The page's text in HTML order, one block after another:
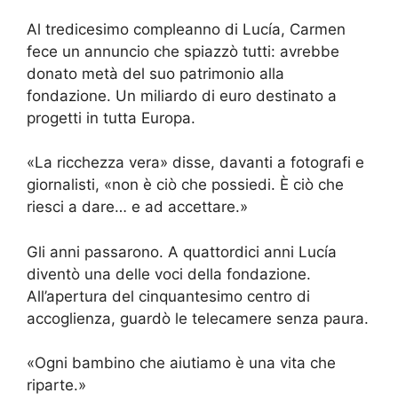
Al tredicesimo compleanno di Lucía, Carmen
fece un annuncio che spiazzò tutti: avrebbe
donato metà del suo patrimonio alla
fondazione. Un miliardo di euro destinato a
progetti in tutta Europa.
«La ricchezza vera» disse, davanti a fotografi e
giornalisti, «non è ciò che possiedi. È ciò che
riesci a dare… e ad accettare.»
Gli anni passarono. A quattordici anni Lucía
diventò una delle voci della fondazione.
All’apertura del cinquantesimo centro di
accoglienza, guardò le telecamere senza paura.
«Ogni bambino che aiutiamo è una vita che
riparte.»